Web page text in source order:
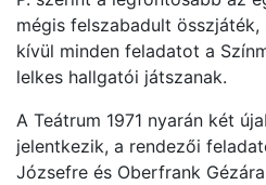
mégis felszabadult
kívül minden feladatot a
lelkes hallgatói játszanak.
A Teátrum 1971 nyarán két
jelentkezik, a rendezői
Józsefre és Oberfrank